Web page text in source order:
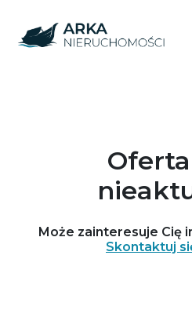
Może zainteresuje Cię
Skontaktuj